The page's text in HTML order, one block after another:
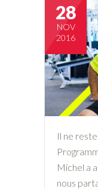
28
NOV
2016
Il ne
Michel a
nous